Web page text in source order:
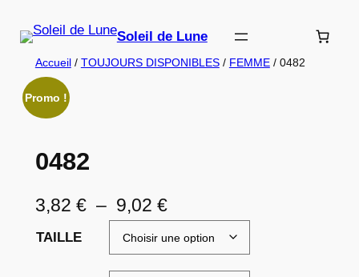
contenu
Soleil de Lune
Accueil/ TOUJOURS DISPONIBLES/ FEMME/ 0482
Promo !
0482
3,82 € – 9,02 €P
l
a
TAILLE